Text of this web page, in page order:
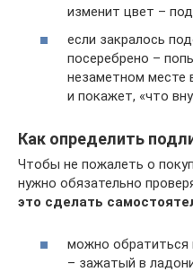
изменит цвет –
если закралось
посеребрено –
незаметном месте
и покажет, «что
Как определить
Чтобы не пожалеть о
нужно обязательно
это сделать
можно обратиться
– зажатый в